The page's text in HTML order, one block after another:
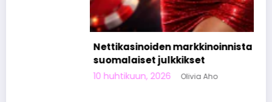
Nettikasinoiden markkinoinnista tunnetut
suomalaiset julkkikset
10 huhtikuun, 2026 Olivia Aho